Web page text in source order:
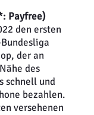
Payfree)
den ersten
der an
des
schnell und
bezahlen.
versehenen